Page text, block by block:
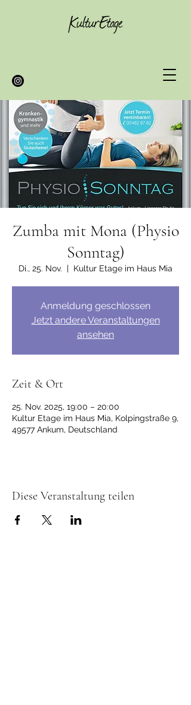
Zumba mit Mona (Physio
Sonntag)
Di., 25. Nov.
  |
Kultur Etage im Haus Mia
Anmeldung geschlossen
Jetzt andere Veranstaltungen
ansehen
Zeit & Ort
25. Nov. 2025, 19:00 – 20:00
Kultur Etage im Haus Mia, Kolpingstraße 9,
49577 Ankum, Deutschland
Diese Veranstaltung teilen